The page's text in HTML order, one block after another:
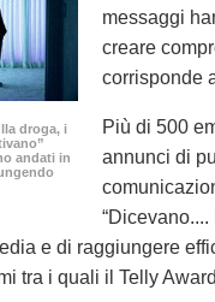
droga, i
andati in
messaggi
creare
corrisponde
Più di 500
annunci di
e di raggiungere
tra i quali il Telly